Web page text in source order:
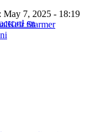
en
May 7, 2025 - 18:19
Keir Starmer